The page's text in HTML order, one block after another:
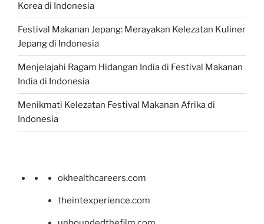
Korea di Indonesia
Festival Makanan Jepang: Merayakan Kelezatan Kuliner
Jepang di Indonesia
Menjelajahi Ragam Hidangan India di Festival Makanan
India di Indonesia
Menikmati Kelezatan Festival Makanan Afrika di
Indonesia
okhealthcareers.com
theintexperience.com